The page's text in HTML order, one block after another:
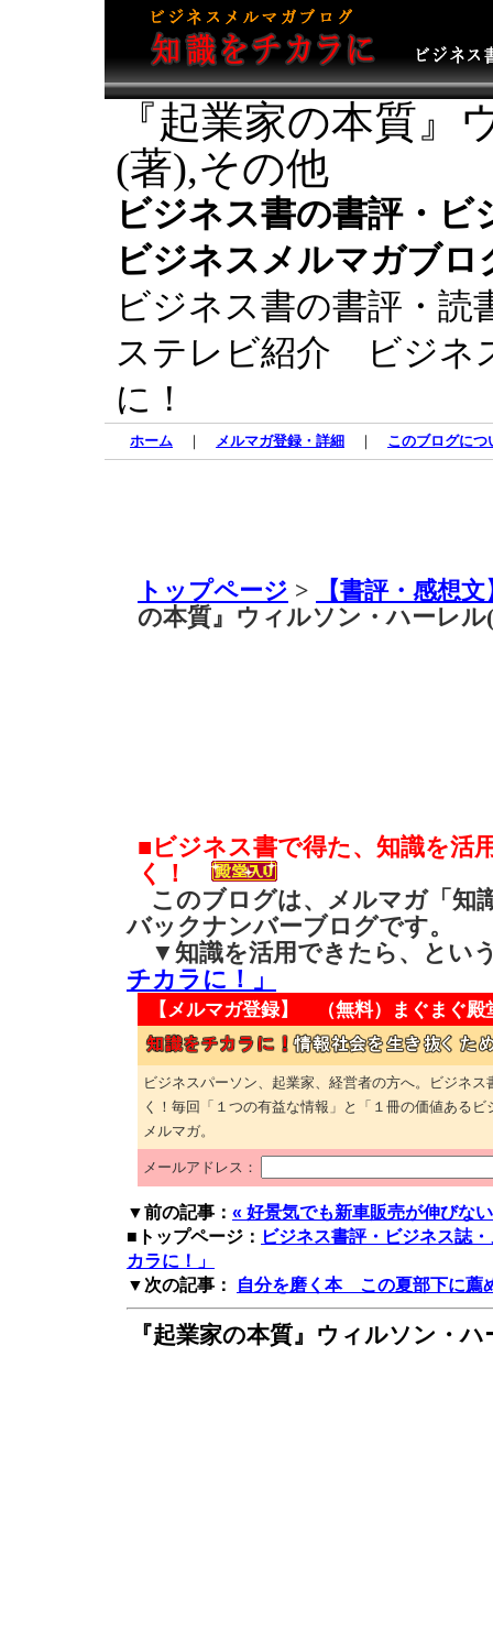
『起業家の本質
(著),その他
ビジネス書の書評・
ビジネスメルマガブ
ビジネス書の書評・読
ステレビ紹介 ビジネ
に！
ホーム ｜ メルマガ登録・詳細 ｜ このブログにつ
トップページ >
【書評・感想
の本質』ウィルソン・ハーレル
■ビジネス書で得た、知識を活
く！
このブログは、メルマガ「知
バックナンバーブログです。
▼知識を活用できたら、と
チカラに！」
【メルマガ登録】 （無料） まぐまぐ殿
ビジネスパーソン、起業家、経営者の方へ。ビジネ
く！毎回「１つの有益な情報」と「１冊の価値ある
メルマガ。
メールアドレス：
▼前の記事： « 好景気でも新車販売が伸びな
■トップページ： ビジネス書評・ビジネス誌
カラに！」
▼次の記事：
自分を磨く本 この夏部下に薦
『起業家の本質』ウィルソン・